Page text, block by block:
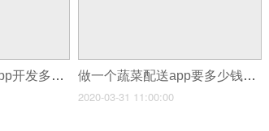
同城购物上门送货app开发多少钱？买菜app制作开发功能详情 做一个蔬菜配送app要多少钱？生鲜app开发价格
2020-03-31 11:00:00